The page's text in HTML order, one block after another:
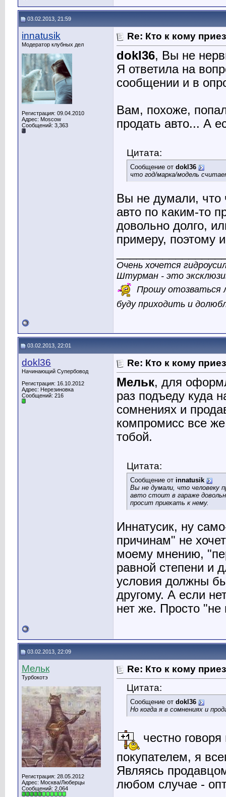
03.02.2013, 21:59
innatusik
Модератор клубных дел
Регистрация: 09.04.2010
Адрес: Moscow
Сообщений: 3,363
Re: Кто к кому
dokl36, Вы не
Я ответила на
сообщении и в
Вам, похоже,
продать авто... А
Цитата:
Сообщение от dokl36
что год/марка/модель
Вы не думали, что
авто по каким-то
довольно долго,
примеру, поэтому
Очень хочется
Штурман - это
Прошу отозваться
буду приходить и
03.02.2013, 22:01
dokl36
Начинающий Супербовод
Регистрация: 16.10.2012
Адрес: Нерезиновка
Сообщений: 216
Re: Кто к кому
Мельк, для
раз подъеду куда
сомнениях и
компромисс все
тобой.
Цитата:
Сообщение от innatusik
Вы не думали, что человеку
авто стоит в гараже
просит приехать к нему.
Иннатусик, ну
причинам" не
моему мнению,
равной степени и
условия должны
другому. А если
нет же. Просто "не
03.02.2013, 22:09
Мельк
Турбокотэ
Регистрация: 28.05.2012
Адрес: Москва/Люберцы
Сообщений: 2,064
Re: Кто к кому
Цитата:
Сообщение от dokl36
Но когда я в сомнениях и
честно
покупателем, я
Являясь
любом случае -